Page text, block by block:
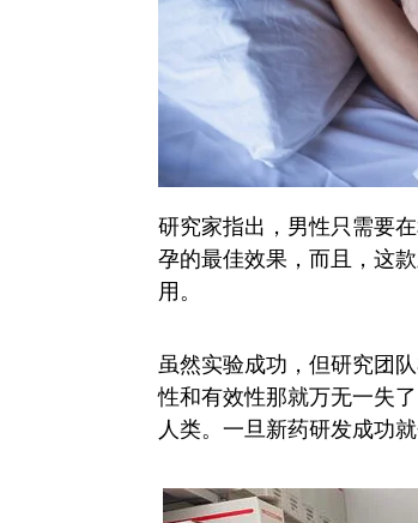
研究家指出，男性只需要
孕的最佳效果，而且，这
用。
虽然实验成功，但研究团
性和有效性那就万无一失
人类。一旦新药研发成功就